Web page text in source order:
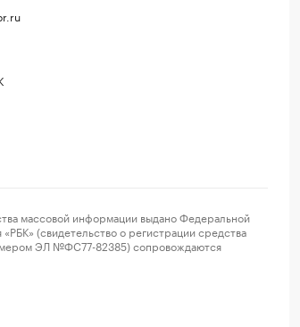
массовой информации выдано Федеральной
(свидетельство о регистрации средства
ЭЛ №ФС77-82385) сопровождаются